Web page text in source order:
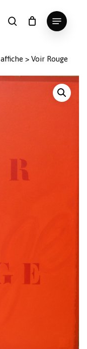
search
Menu
Fermer
le
affiche > Voir Rouge
Close